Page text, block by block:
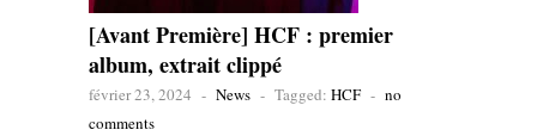
[Avant Première] HCF : premier
album, extrait clippé
février 23, 2024 - News - Tagged: HCF - no
comments